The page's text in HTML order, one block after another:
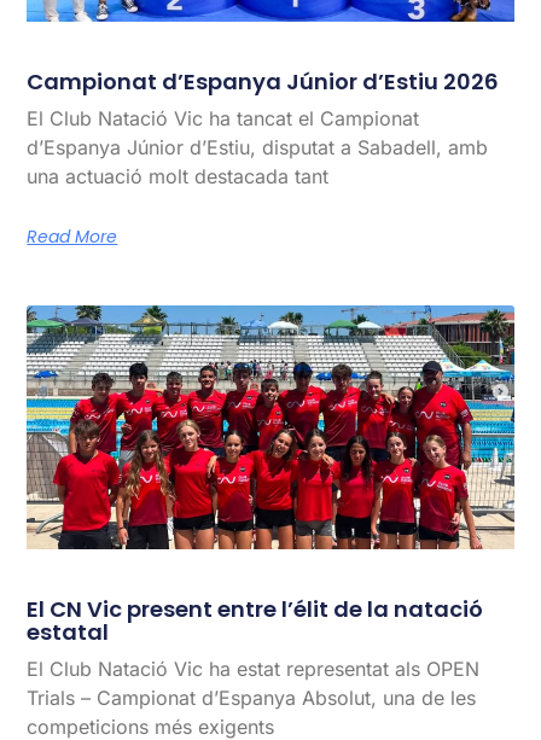
Campionat d’Espanya Júnior d’Estiu 2026
El Club Natació Vic ha tancat el Campionat
d’Espanya Júnior d’Estiu, disputat a Sabadell, amb
una actuació molt destacada tant
Read More
El CN Vic present entre l’élit de la natació
estatal
El Club Natació Vic ha estat representat als OPEN
Trials – Campionat d’Espanya Absolut, una de les
competicions més exigents